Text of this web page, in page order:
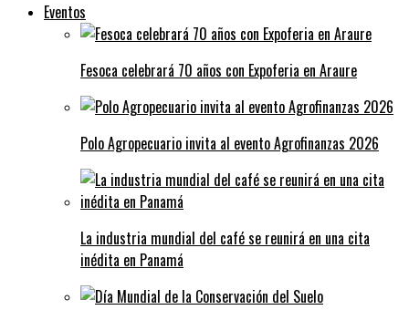
Eventos
Fesoca celebrará 70 años con Expoferia en Araure
Polo Agropecuario invita al evento Agrofinanzas 2026
La industria mundial del café se reunirá en una cita
inédita en Panamá